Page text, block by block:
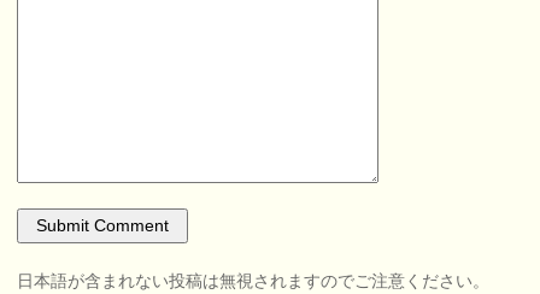
日本語が含まれない投稿は無視されますのでご注意ください。